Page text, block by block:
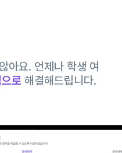
아요. 언제나 학생 여
로 해결해드립니다.